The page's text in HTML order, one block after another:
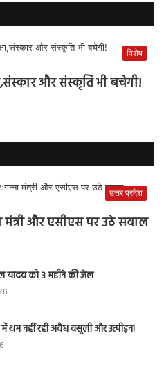
विशेष
और संस्कृति भी बचेगी!
उत्तर प्रदेश
मंत्री और एसीएस पर उठे सवाल
यादव को 3 महीने की जेल
नहीं रही अवैध वसूली और उत्पीड़न!